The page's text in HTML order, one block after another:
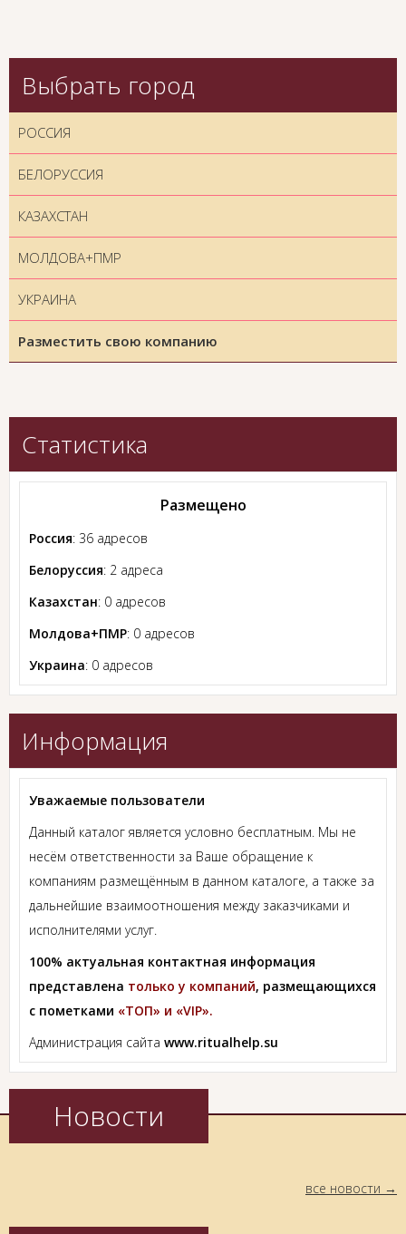
Выбрать город
РОССИЯ
БЕЛОРУССИЯ
КАЗАХСТАН
МОЛДОВА+ПМР
УКРАИНА
Разместить свою компанию
Статистика
Размещено
Россия: 36 адресов
Белоруссия: 2 адреса
Казахстан: 0 адресов
Молдова+ПМР: 0 адресов
Украина: 0 адресов
Информация
Уважаемые пользователи
Данный каталог является условно бесплатным. Мы не
несём ответственности за Ваше обращение к
компаниям размещённым в данном каталоге, а также за
дальнейшие взаимоотношения между заказчиками и
исполнителями услуг.
100% актуальная контактная информация
представлена только у компаний, размещающихся
с пометками «ТОП» и «VIP».
Администрация сайта www.ritualhelp.su
Новости
все новости